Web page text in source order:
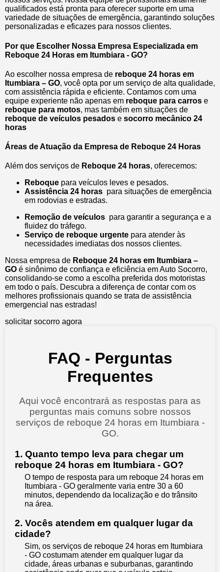
qualificados está pronta para oferecer suporte em uma
variedade de situações de emergência, garantindo soluções
personalizadas e eficazes para nossos clientes.
Por que Escolher Nossa Empresa Especializada em
Reboque 24 Horas em Itumbiara - GO?
Ao escolher nossa empresa de reboque 24 horas em
Itumbiara – GO, você opta por um serviço de alta qualidade,
com assistência rápida e eficiente. Contamos com uma
equipe experiente não apenas em reboque para carros e
reboque para motos, mas também em situações de
reboque de veículos pesados e socorro mecânico 24
horas
Áreas de Atuação da Empresa de Reboque 24 Horas
Além dos serviços de Reboque 24 horas, oferecemos:
Reboque para veículos leves e pesados.
Assistência 24 horas para situações de emergência
em rodovias e estradas.
Remoção de veículos para garantir a segurança e a
fluidez do tráfego.
Serviço de reboque urgente para atender às
necessidades imediatas dos nossos clientes.
Nossa empresa de Reboque 24 horas em Itumbiara –
GO é sinônimo de confiança e eficiência em Auto Socorro,
consolidando-se como a escolha preferida dos motoristas
em todo o país. Descubra a diferença de contar com os
melhores profissionais quando se trata de assistência
emergencial nas estradas!
solicitar socorro agora
FAQ - Perguntas
Frequentes
Aqui você encontrará as respostas para as
perguntas mais comuns sobre nossos
serviços de reboque 24 horas em Itumbiara -
GO.
1. Quanto tempo leva para chegar um
reboque 24 horas em Itumbiara - GO?
O tempo de resposta para um reboque 24 horas em
Itumbiara - GO geralmente varia entre 30 a 60
minutos, dependendo da localização e do trânsito
na área.
2. Vocês atendem em qualquer lugar da
cidade?
Sim, os serviços de reboque 24 horas em Itumbiara
- GO costumam atender em qualquer lugar da
cidade, áreas urbanas e suburbanas, garantindo